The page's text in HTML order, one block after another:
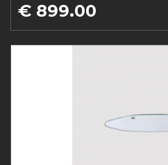
€ 899.00